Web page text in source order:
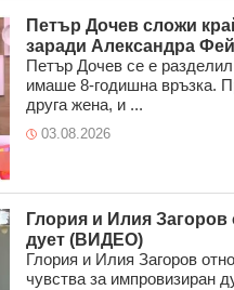
Петър Дочев сложи
заради Александра
Петър Дочев се е
имаше 8-годишна връзка.
друга жена, и ...
03.08.2026
Глория и Илия
дует (ВИДЕО)
Глория и Илия Загоров
чувства за импровизиран